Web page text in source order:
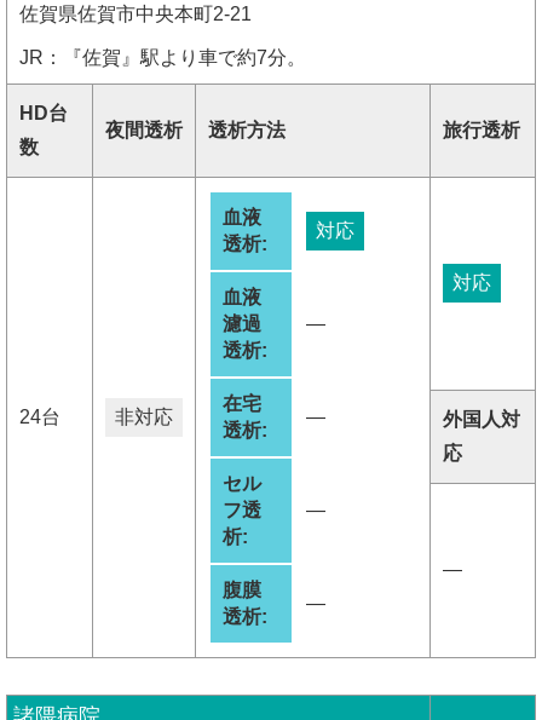
佐賀県佐賀市中央本町2-21
JR：『佐賀』駅より車で約7分。
HD台
数
夜間透析 透析方法 旅行透析
24台 非対応
血液
透析:
対応
血液
濾過
透析:
―
在宅
透析:
―
セル
フ透
析:
―
腹膜
透析:
―
対応
外国人対
応
―